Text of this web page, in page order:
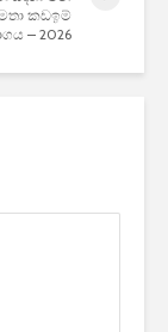
කඩඉම්
– 2026